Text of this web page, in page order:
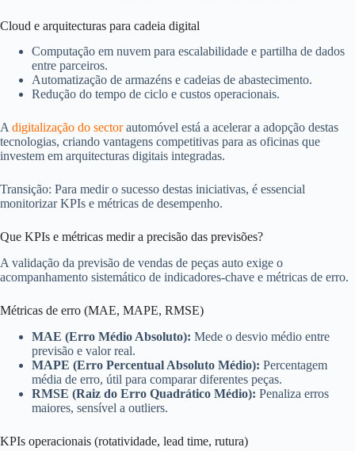
Cloud e arquitecturas para cadeia digital
Computação em nuvem para escalabilidade e partilha de dados
entre parceiros.
Automatização de armazéns e cadeias de abastecimento.
Redução do tempo de ciclo e custos operacionais.
A digitalização do sectorautomóvel está a acelerar a adopção destas
tecnologias, criando vantagens competitivas para as oficinas que
investem em arquitecturas digitais integradas.
Transição: Para medir o sucesso destas iniciativas, é essencial
monitorizar KPIs e métricas de desempenho.
Que KPIs e métricas medir a precisão das previsões?
A validação da previsão de vendas de peças auto exige o
acompanhamento sistemático de indicadores-chave e métricas de erro.
Métricas de erro (MAE, MAPE, RMSE)
MAE (Erro Médio Absoluto): Mede o desvio médio entre
previsão e valor real.
MAPE (Erro Percentual Absoluto Médio): Percentagem
média de erro, útil para comparar diferentes peças.
RMSE (Raiz do Erro Quadrático Médio): Penaliza erros
maiores, sensível a outliers.
KPIs operacionais (rotatividade, lead time, rutura)